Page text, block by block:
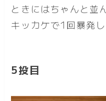
ときにはちゃんと並
キッカケで1回暴発
5投目